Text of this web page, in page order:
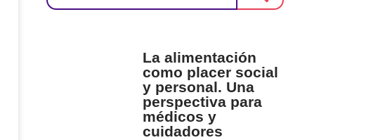
La alimentación
como placer social
y personal. Una
perspectiva para
médicos y
cuidadores